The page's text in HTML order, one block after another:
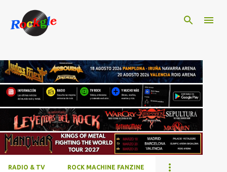
RADIO & TV ROCK MACHINE FANZINE